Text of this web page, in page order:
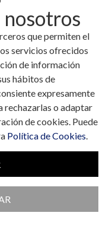
que permiten el
servicios ofrecidos
de información
hábitos de
expresamente
rechazarlas o adaptar
de cookies. Puede
Política de Cookies.
(Diabetes
en Adultos)
Autoinmune
una forma de
de evolución lenta, a
tipo 1.5", que se
Combina
1 (autoinmunidad) y
A diferencia de la tipo 2,
progresiva de las